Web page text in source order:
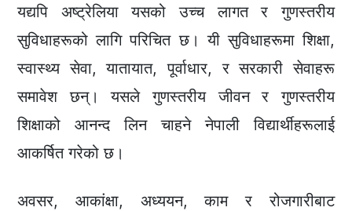
यद्यपि अष्ट्रेलिया यसको उच्च लागत र गुणस्तरीय
सुविधाहरूको लागि परिचित छ। यी सुविधाहरूमा शिक्षा,
स्वास्थ्य सेवा, यातायात, पूर्वाधार, र सरकारी सेवाहरू
समावेश छन्। यसले गुणस्तरीय जीवन र गुणस्तरीय
शिक्षाको आनन्द लिन चाहने नेपाली विद्यार्थीहरूलाई
आकर्षित गरेको छ।
अवसर, आकांक्षा, अध्ययन, काम र रोजगारीबाट